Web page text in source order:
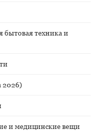
бытовая техника и
2026)
и медицинские вещи